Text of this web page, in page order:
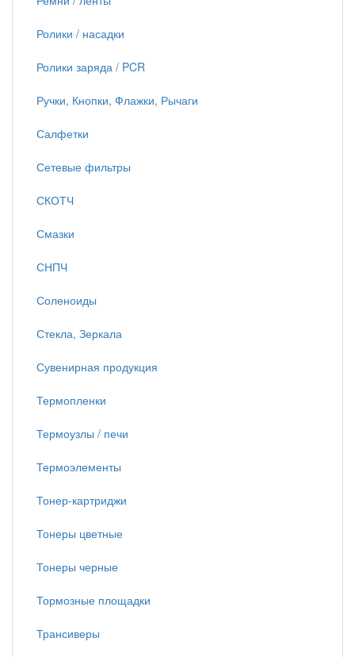
Ролики / насадки
Ролики заряда / PCR
Ручки, Кнопки, Флажки, Рычаги
Салфетки
Сетевые фильтры
СКОТЧ
Смазки
СНПЧ
Соленоиды
Стекла, Зеркала
Сувенирная продукция
Термопленки
Термоузлы / печи
Термоэлементы
Тонер-картриджи
Тонеры цветные
Тонеры черные
Тормозные площадки
Трансиверы